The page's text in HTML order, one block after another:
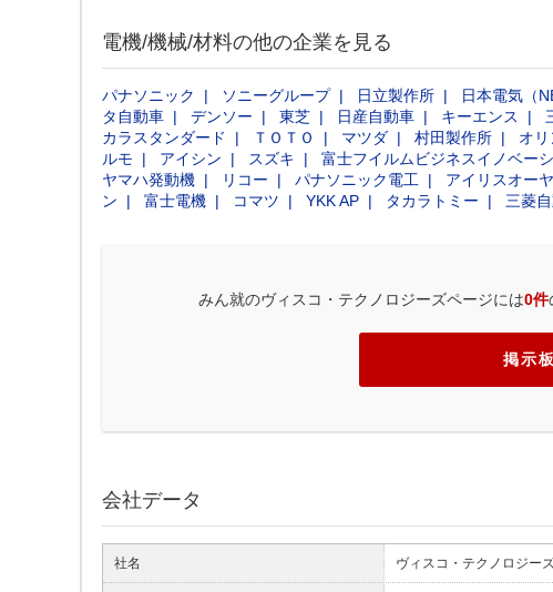
電機/機械/材料の他の企業を見る
パナソニック ソニーグループ 日立製作所 日本電気（
タ自動車
デンソー 東芝 日産自動車 キーエンス
カラスタンダード
ＴＯＴＯ マツダ 村田製作所 オリ
ルモ
アイシン スズキ 富士フイルムビジネスイノベー
ヤマハ発動機
リコー パナソニック電工 アイリスオー
ン
富士電機 コマツ YKK AP タカラトミー 三菱
みん就のヴィスコ・テクノロジーズページには0件
掲示
会社データ
社名 ヴィスコ・テクノロジー